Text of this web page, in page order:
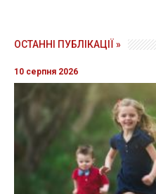
ОСТАННІ ПУБЛІКАЦІЇ »
10 серпня 2026